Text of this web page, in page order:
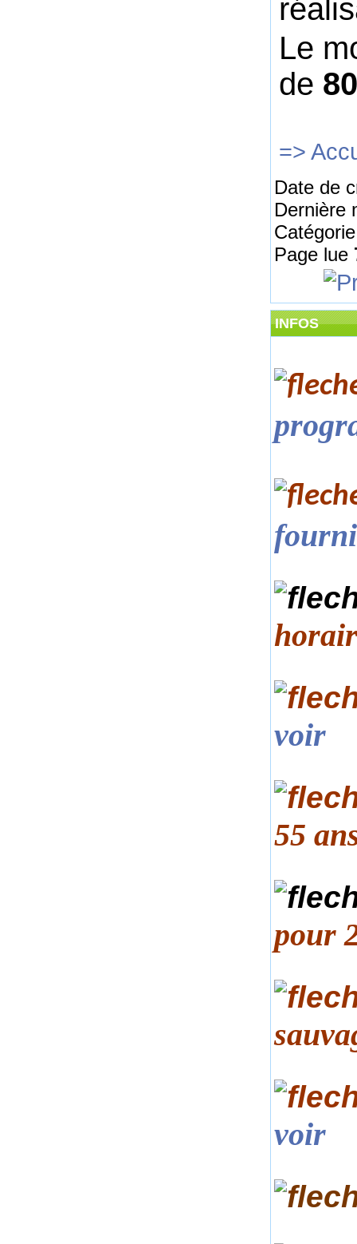
Le
de
=>
Date de
Dernière
Page lue
INFOS
voir
55
pour
voir